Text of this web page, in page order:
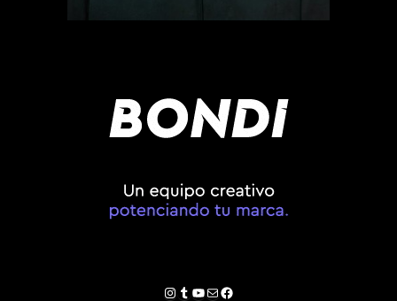
Instagram
Tumblr
YouTube
Correo electrónico
Facebook